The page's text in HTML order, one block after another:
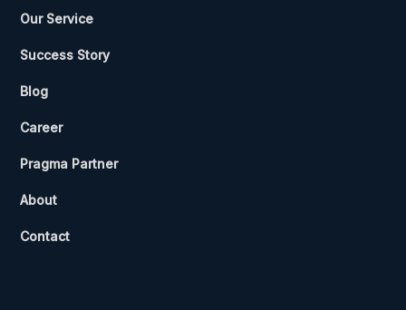
Our Service
Success Story
Blog
Career
Pragma Partner
About
Contact